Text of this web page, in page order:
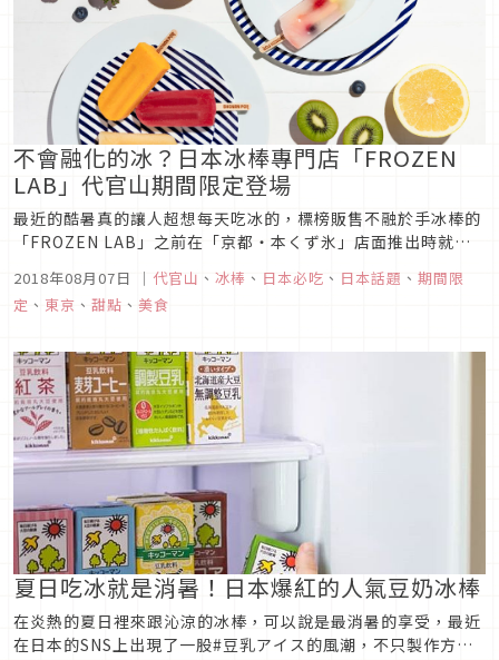
不會融化的冰？日本冰棒專門店「FROZEN
LAB」代官山期間限定登場
最近的酷暑真的讓人超想每天吃冰的，標榜販售不融於手冰棒的
「FROZEN LAB」之前在「京都・本くず氷」店面推出時就引
起熱烈的討論，現在終於在東京販售啦！位在代官山Logroad內
的「FROZEN LAB」的期間限定店只到8月31日，店門口裝飾著
約三公尺的超大隻冰棒，相信又會造成一股instagra...
2018年08月07日 ｜ 代官山 、 冰棒 、 日本必吃 、 日本話題 、 期間限
定 、 東京 、 甜點 、 美食
夏日吃冰就是消暑！日本爆紅的人氣豆奶冰棒
在炎熱的夏日裡來跟沁涼的冰棒，可以說是最消暑的享受，最近
在日本的SNS上出現了一股#豆乳アイス的風潮，不只製作方式